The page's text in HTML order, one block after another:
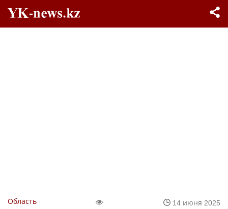
Область
14 июня 2025